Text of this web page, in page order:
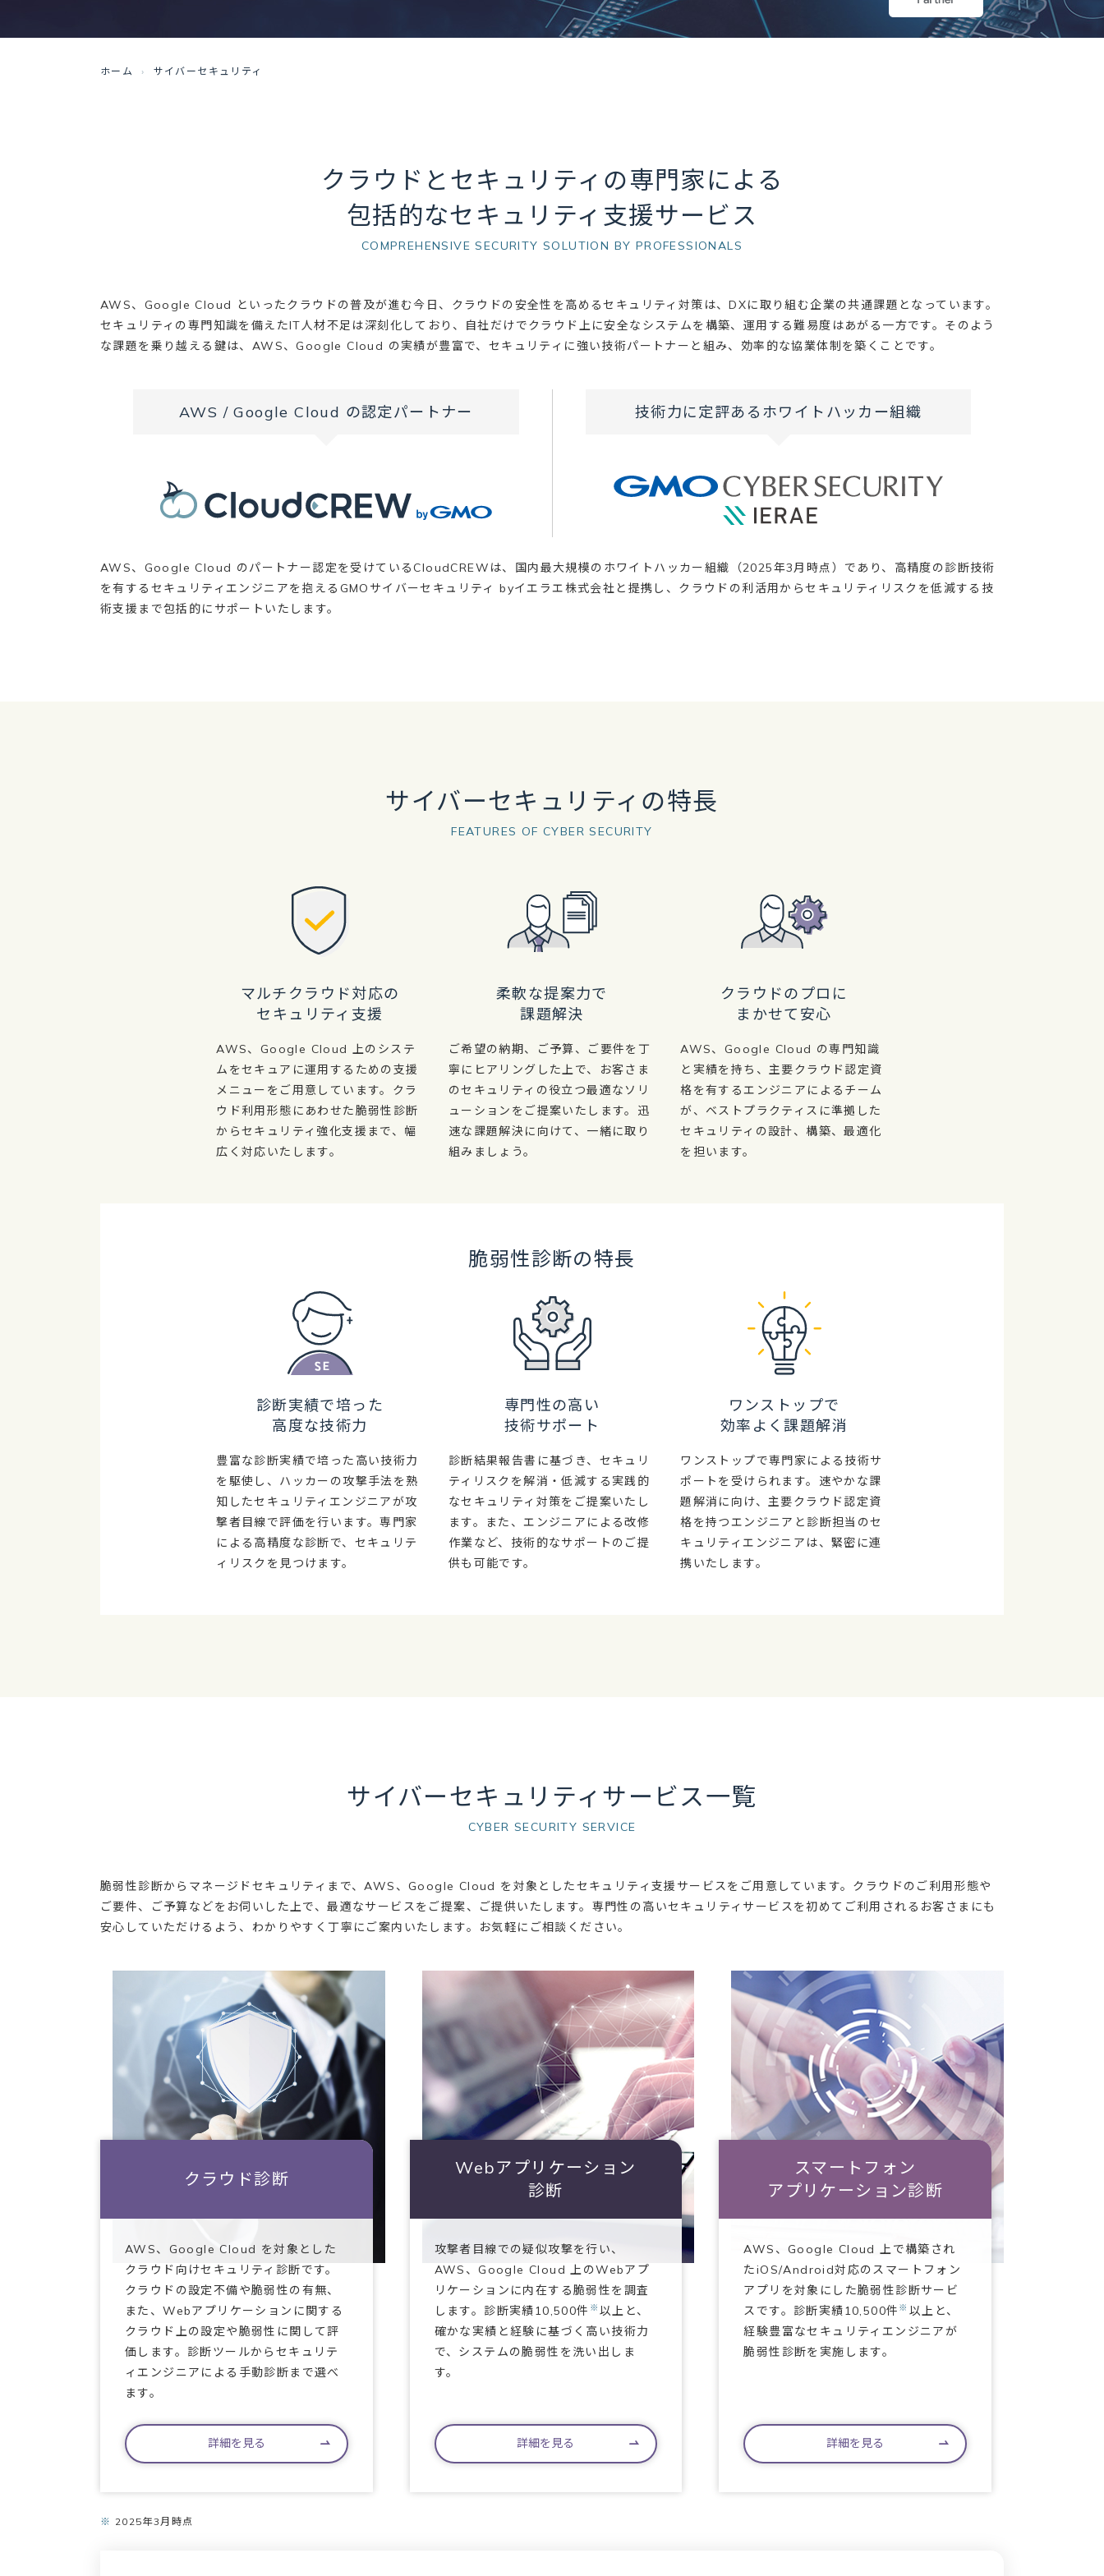
ホーム サイバーセキュリティ
クラウドとセキュリティの専門家による
包括的なセキュリティ支援サービス
COMPREHENSIVE SECURITY SOLUTION BY PROFESSIONALS
AWS、Google Cloud といったクラウドの普及が進む今日、クラウドの安全性を高めるセキュリティ対策は、DXに取り組む企業の共通課題となっています。
セキュリティの専門知識を備えたIT人材不足は深刻化しており、自社だけでクラウド上に安全なシステムを構築、運用する難易度はあがる一方です。そのよう
な課題を乗り越える鍵は、AWS、Google Cloud の実績が豊富で、セキュリティに強い技術パートナーと組み、効率的な協業体制を築くことです。
AWS / Google Cloud の認定パートナー 技術力に定評あるホワイトハッカー組織
AWS、Google Cloud のパートナー認定を受けているCloudCREWは、国内最大規模のホワイトハッカー組織（2025年3月時点）であり、高精度の診断技術
を有するセキュリティエンジニアを抱えるGMOサイバーセキュリティ byイエラエ株式会社と提携し、クラウドの利活用からセキュリティリスクを低減する技
術支援まで包括的にサポートいたします。
サイバーセキュリティの特長
FEATURES OF CYBER SECURITY
マルチクラウド対応の
セキュリティ支援
AWS、Google Cloud 上のシステ
ムをセキュアに運用するための支援
メニューをご用意しています。クラ
ウド利用形態にあわせた脆弱性診断
からセキュリティ強化支援まで、幅
広く対応いたします。
柔軟な提案力で
課題解決
ご希望の納期、ご予算、ご要件を丁
寧にヒアリングした上で、お客さま
のセキュリティの役立つ最適なソリ
ューションをご提案いたします。迅
速な課題解決に向けて、一緒に取り
組みましょう。
クラウドのプロに
まかせて安心
AWS、Google Cloud の専門知識
と実績を持ち、主要クラウド認定資
格を有するエンジニアによるチーム
が、ベストプラクティスに準拠した
セキュリティの設計、構築、最適化
を担います。
脆弱性診断の特長
診断実績で培った
高度な技術力
豊富な診断実績で培った高い技術力
を駆使し、ハッカーの攻撃手法を熟
知したセキュリティエンジニアが攻
撃者目線で評価を行います。専門家
による高精度な診断で、セキュリテ
ィリスクを見つけます。
専門性の高い
技術サポート
診断結果報告書に基づき、セキュリ
ティリスクを解消・低減する実践的
なセキュリティ対策をご提案いたし
ます。また、エンジニアによる改修
作業など、技術的なサポートのご提
供も可能です。
ワンストップで
効率よく課題解消
ワンストップで専門家による技術サ
ポートを受けられます。速やかな課
題解消に向け、主要クラウド認定資
格を持つエンジニアと診断担当のセ
キュリティエンジニアは、緊密に連
携いたします。
サイバーセキュリティサービス一覧
CYBER SECURITY SERVICE
脆弱性診断からマネージドセキュリティまで、AWS、Google Cloud を対象としたセキュリティ支援サービスをご用意しています。クラウドのご利用形態や
ご要件、ご予算などをお伺いした上で、最適なサービスをご提案、ご提供いたします。専門性の高いセキュリティサービスを初めてご利用されるお客さまにも
安心していただけるよう、わかりやすく丁寧にご案内いたします。お気軽にご相談ください。
クラウド診断
AWS、Google Cloud を対象とした
クラウド向けセキュリティ診断です。
クラウドの設定不備や脆弱性の有無、
また、Webアプリケーションに関する
クラウド上の設定や脆弱性に関して評
価します。診断ツールからセキュリテ
ィエンジニアによる手動診断まで選べ
ます。
詳細を見る
Webアプリケーション
診断
攻撃者目線での疑似攻撃を行い、
AWS、Google Cloud 上のWebアプ
リケーションに内在する脆弱性を調査
します。診断実績10,500件 ※ 以上と、
確かな実績と経験に基づく高い技術力
で、システムの脆弱性を洗い出しま
す。
詳細を見る
スマートフォン
アプリケーション診断
AWS、Google Cloud 上で構築され
たiOS/Android対応のスマートフォン
アプリを対象にした脆弱性診断サービ
スです。診断実績10,500件 ※ 以上と、
経験豊富なセキュリティエンジニアが
脆弱性診断を実施します。
詳細を見る
※ 2025年3月時点